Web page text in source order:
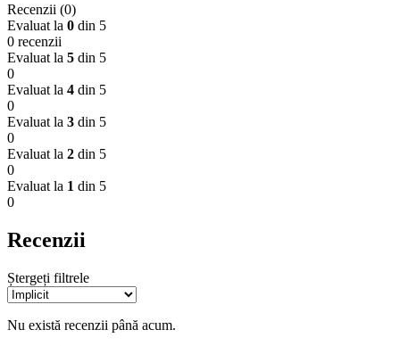
Recenzii (0)
Evaluat la 0 din 5
0 recenzii
Evaluat la 5 din 5
0
Evaluat la 4 din 5
0
Evaluat la 3 din 5
0
Evaluat la 2 din 5
0
Evaluat la 1 din 5
0
Recenzii
Ștergeți filtrele
Nu există recenzii până acum.